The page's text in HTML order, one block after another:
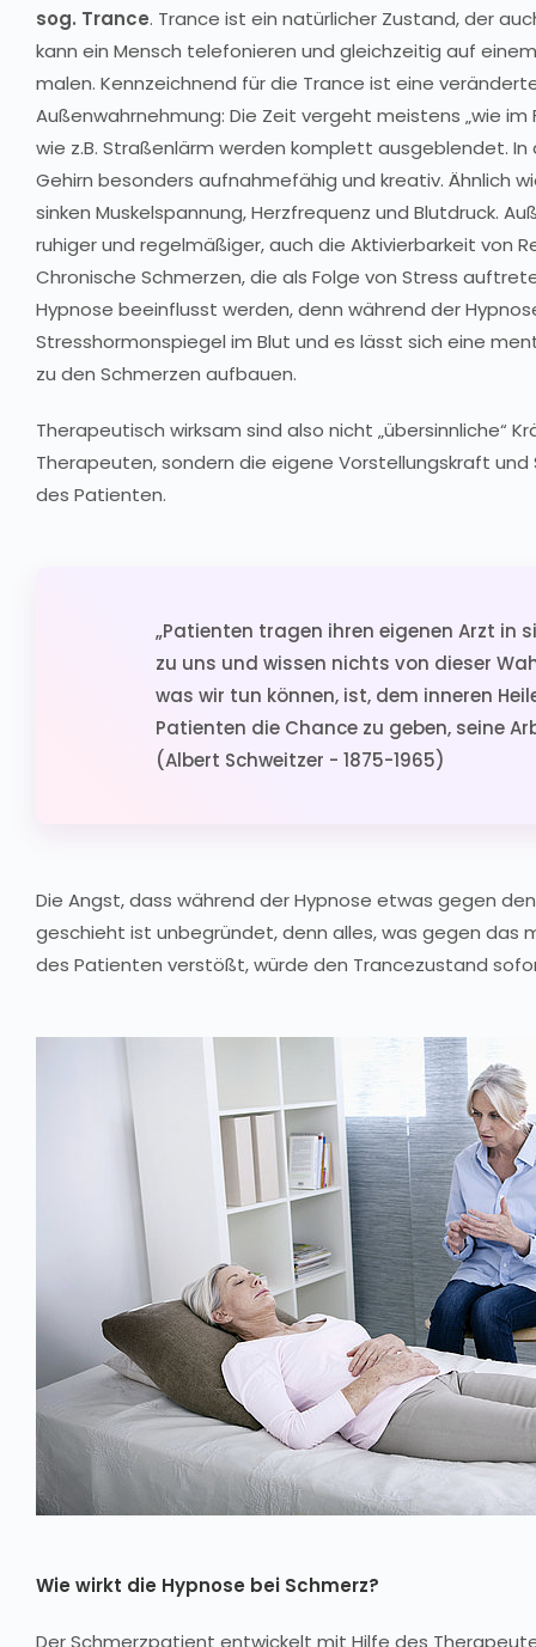
sog. Trance. Trance ist ein natürlicher Zustand, der
kann ein Mensch telefonieren und gleichzeitig auf
malen. Kennzeichnend für die Trance ist eine
Außenwahrnehmung: Die Zeit vergeht meistens „wie im
wie z.B. Straßenlärm werden komplett ausgeblendet.
Gehirn besonders aufnahmefähig und kreativ. Ähnlich
sinken Muskelspannung, Herzfrequenz und Blutdruck.
ruhiger und regelmäßiger, auch die Aktivierbarkeit von
Chronische Schmerzen, die als Folge von Stress
Hypnose beeinflusst werden, denn während der
Stresshormonspiegel im Blut und es lässt sich eine
zu den Schmerzen aufbauen.
Therapeutisch wirksam sind also nicht „übersinnliche“
Therapeuten, sondern die eigene Vorstellungskraft
des Patienten.
„Patienten tragen ihren eigenen Arzt in
zu uns und wissen nichts von dieser
was wir tun können, ist, dem inneren
Patienten die Chance zu geben, seine
(Albert Schweitzer - 1875-1965)
Die Angst, dass während der Hypnose etwas gegen
geschieht ist unbegründet, denn alles, was gegen das
des Patienten verstößt, würde den Trancezustand
Wie wirkt die Hypnose bei Schmerz?
Der Schmerzpatient entwickelt mit Hilfe des